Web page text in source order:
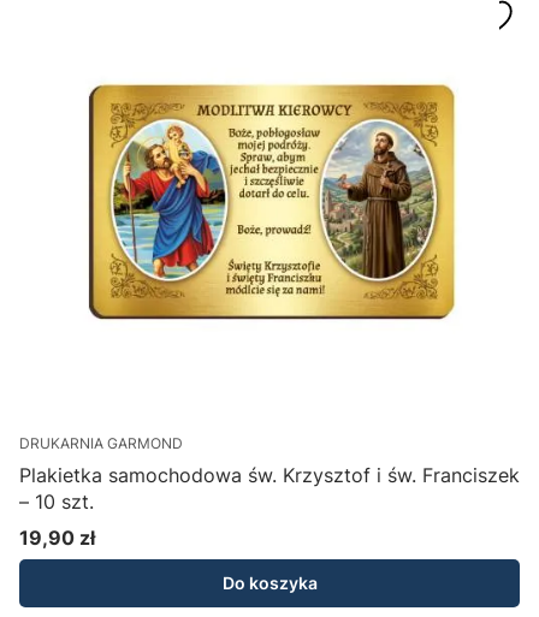
DRUKARNIA GARMOND
Plakietka samochodowa św. Krzysztof i św. Franciszek
– 10 szt.
Cena
19,90 zł
Do koszyka